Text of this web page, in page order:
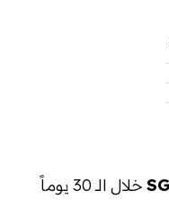
خلال الـ 30 يوماً